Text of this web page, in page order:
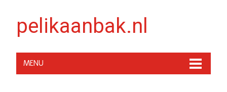
pelikaanbak.nl
MENU